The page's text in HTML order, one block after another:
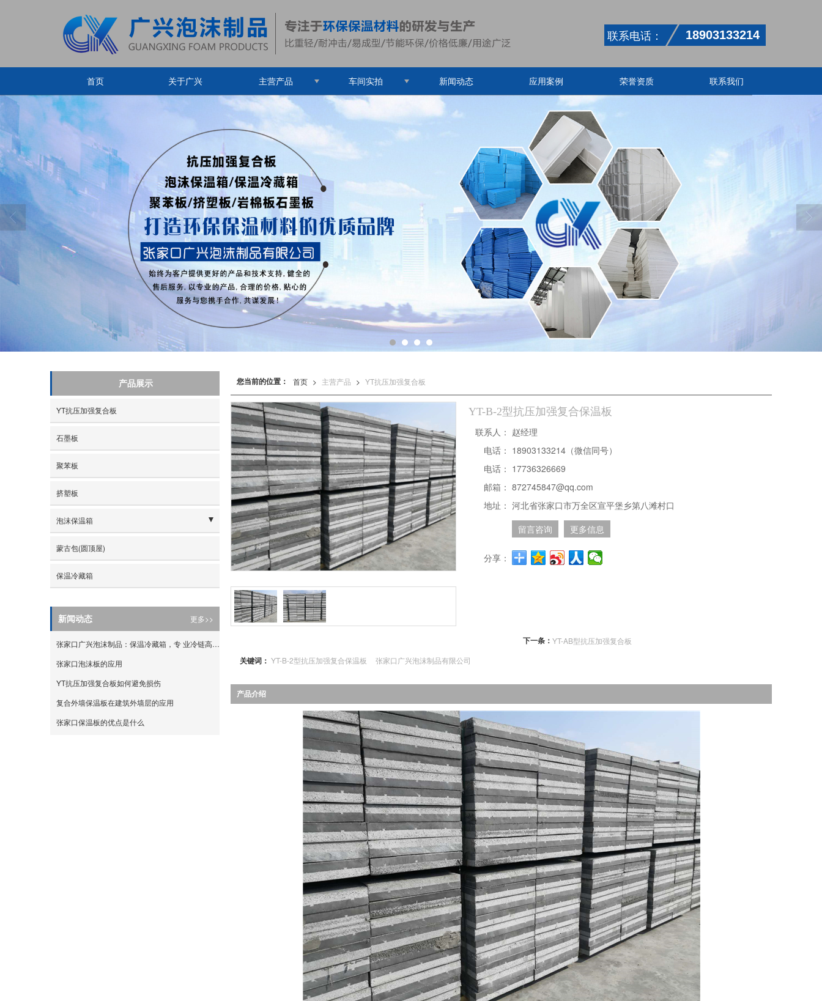
联系电话： 18903133214
首页 关于广兴 主营产品 车间实拍 新闻动态 应用案例 荣誉资质 联系我们
您当前的位置： 首页 > 主营产品 > YT抗压加强复合板
YT-B-2型抗压加强复合保温板
联系人： 赵经理
电话： 18903133214（微信同号）
电话： 17736326669
邮箱： 872745847@qq.com
地址： 河北省张家口市万全区宣平堡乡第八滩村口
留言咨询
更多信息
分享：
下一条： YT-AB型抗压加强复合板
关键词： YT-B-2型抗压加强复合保温板 张家口广兴泡沫制品有限公司
产品介绍
产品展示
YT抗压加强复合板
石墨板
聚苯板
挤塑板
泡沫保温箱
- 海鲜箱
- 仪器箱
- 外卖箱
- 水果箱
蒙古包(圆顶屋)
保温冷藏箱
更多>>
新闻动态
张家口广兴泡沫制品：保温冷藏箱，专 业冷链高 效锁温
张家口泡沫板的应用
YT抗压加强复合板如何避免损伤
复合外墙保温板在建筑外墙层的应用
张家口保温板的优点是什么